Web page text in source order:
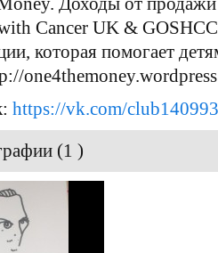
Cancer UK &
которая помогает
https://vk.com/
(1 )